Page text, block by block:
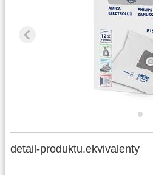
detail-produktu.ekvivalenty